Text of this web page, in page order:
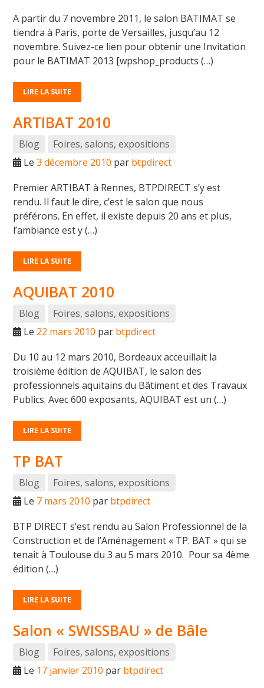
A partir du 7 novembre 2011, le salon BATIMAT se
tiendra à Paris, porte de Versailles, jusqu’au 12
novembre. Suivez-ce lien pour obtenir une Invitation
pour le BATIMAT 2013 [wpshop_products (…)
LIRE LA SUITE
ARTIBAT 2010
Blog
Foires, salons, expositions
Le3 décembre 2010 par btpdirect
Premier ARTIBAT à Rennes, BTPDIRECT s’y est
rendu. Il faut le dire, c’est le salon que nous
préférons. En effet, il existe depuis 20 ans et plus,
l’ambiance est y (…)
LIRE LA SUITE
AQUIBAT 2010
Blog
Foires, salons, expositions
Le 22 mars 2010 par btpdirect
Du 10 au 12 mars 2010, Bordeaux acceuillait la
troisième édition de AQUIBAT, le salon des
professionnels aquitains du Bâtiment et des Travaux
Publics. Avec 600 exposants, AQUIBAT est un (…)
LIRE LA SUITE
TP BAT
Blog
Foires, salons, expositions
Le 7 mars 2010 par btpdirect
BTP DIRECT s’est rendu au Salon Professionnel de la
Construction et de l’Aménagement « TP. BAT » qui se
tenait à Toulouse du 3 au 5 mars 2010. Pour sa 4ème
édition (…)
LIRE LA SUITE
Salon « SWISSBAU » de Bâle
Blog
Foires, salons, expositions
Le 17 janvier 2010 par btpdirect